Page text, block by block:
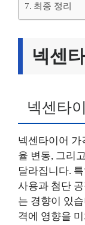
최종 정리
넥센
넥센타
넥센타이어 가
율 변동, 그리
달라집니다.
사용과 첨단
는 경향이 있
격에 영향을